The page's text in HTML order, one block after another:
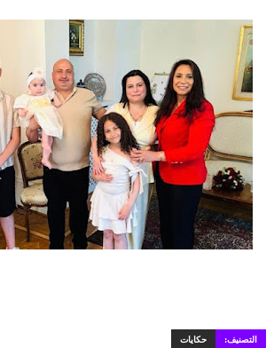
التصنيف: حكايات